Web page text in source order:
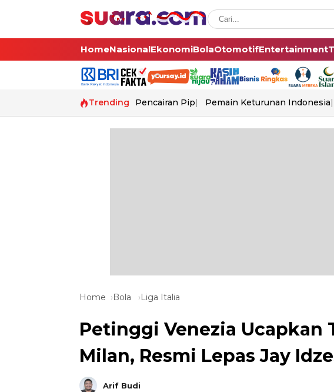
HomeNasionalEkonomiBolaOtomotifEntertainment
Trending Pencairan Pip Pemain Keturunan Indonesia
Home Bola Liga Italia
Petinggi Venezia Ucapkan
Milan, Resmi Lepas Jay
Arif Budi